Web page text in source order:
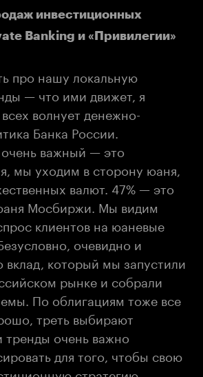
инвестиционных
Banking и «Привилегии»
про нашу локальную
— что ими движет, я
волнует денежно-
Банка России.
важный — это
мы уходим в сторону юаня,
валют. 47% — это
Мосбиржи. Мы видим
клиентов на юаневые
очевидно и
вклад, который мы запустили
рынке и собрали
По облигациям тоже все
треть выбирают
тренды очень важно
для того, чтобы свою